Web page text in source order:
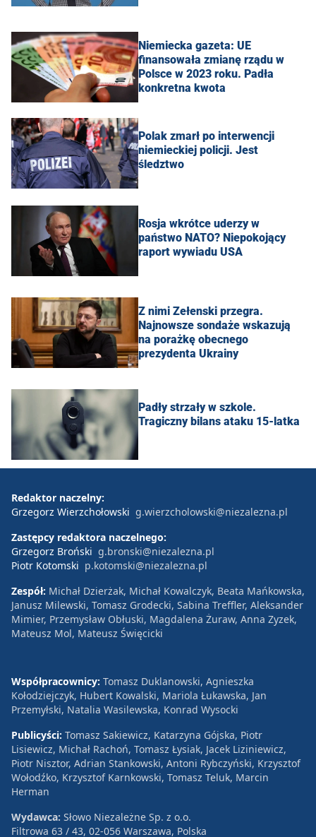
Niemiecka gazeta: UE
finansowała zmianę rządu w
Polsce w 2023 roku. Padła
konkretna kwota
Polak zmarł po interwencji
niemieckiej policji. Jest
śledztwo
Rosja wkrótce uderzy w
państwo NATO? Niepokojący
raport wywiadu USA
Z nimi Zełenski przegra.
Najnowsze sondaże wskazują
na porażkę obecnego
prezydenta Ukrainy
Padły strzały w szkole.
Tragiczny bilans ataku 15-latka
Redaktor naczelny:
Grzegorz Wierzchołowski g.wierzcholowski@niezalezna.pl
Zastępcy redaktora naczelnego:
Grzegorz Broński g.bronski@niezalezna.pl
Piotr Kotomski p.kotomski@niezalezna.pl
Zespół: Michał Dzierżak, Michał Kowalczyk, Beata Mańkowska,
Janusz Milewski, Tomasz Grodecki, Sabina Treffler, Aleksander
Mimier, Przemysław Obłuski, Magdalena Żuraw, Anna Zyzek,
Mateusz Mol, Mateusz Święcicki
Współpracownicy: Tomasz Duklanowski, Agnieszka
Kołodziejczyk, Hubert Kowalski, Mariola Łukawska, Jan
Przemyłski, Natalia Wasilewska, Konrad Wysocki
Publicyści: Tomasz Sakiewicz, Katarzyna Gójska, Piotr
Lisiewicz, Michał Rachoń, Tomasz Łysiak, Jacek Liziniewicz,
Piotr Nisztor, Adrian Stankowski, Antoni Rybczyński, Krzysztof
Wołodźko, Krzysztof Karnkowski, Tomasz Teluk, Marcin
Herman
Wydawca: Słowo Niezależne Sp. z o.o.
Filtrowa 63 / 43, 02-056 Warszawa, Polska